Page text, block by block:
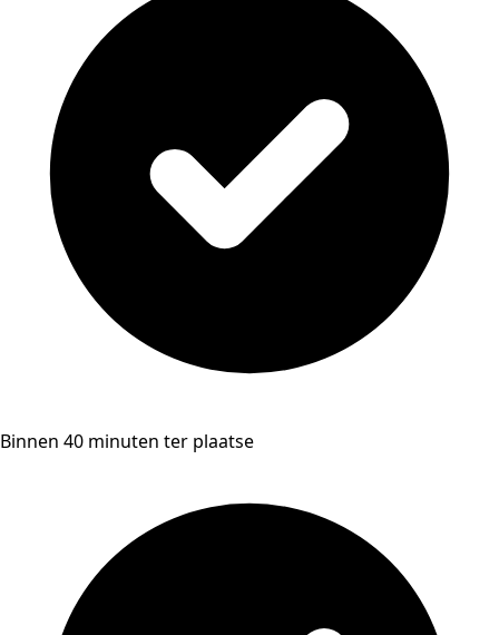
Binnen 40 minuten ter plaatse